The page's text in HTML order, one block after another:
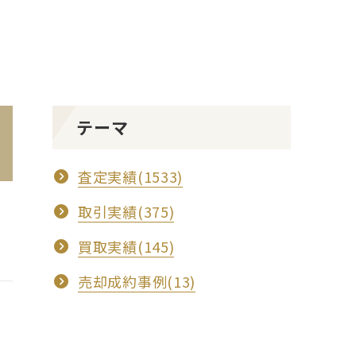
テーマ
査定実績(1533)
取引実績(375)
買取実績(145)
売却成約事例(13)